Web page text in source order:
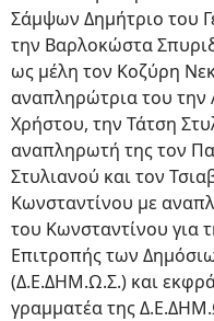
Σάμψων Δημήτριο του
την Βαρλοκώστα
ως μέλη τον Κοζύρη
αναπληρώτρια του την
Χρήστου, την Τάτση
αναπληρωτή της τον
Στυλιανού και τον
Κωνσταντίνου με
του Κωνσταντίνου για
Επιτροπής των
(Δ.Ε.ΔΗΜ.Ω.Σ.) και
γραμματέα της